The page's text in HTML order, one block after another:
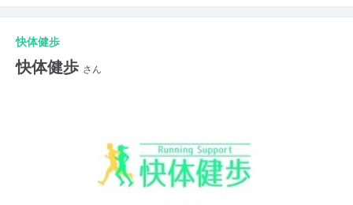
快体健歩
快体健歩 さん